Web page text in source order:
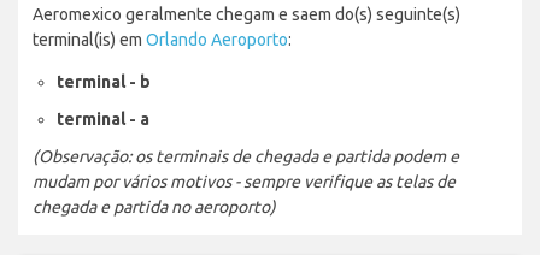
Aeromexico geralmente chegam e saem do(s) seguinte(s)
terminal(is) em Orlando Aeroporto:
terminal - b
terminal - a
(Observação: os terminais de chegada e partida podem e
mudam por vários motivos - sempre verifique as telas de
chegada e partida no aeroporto)